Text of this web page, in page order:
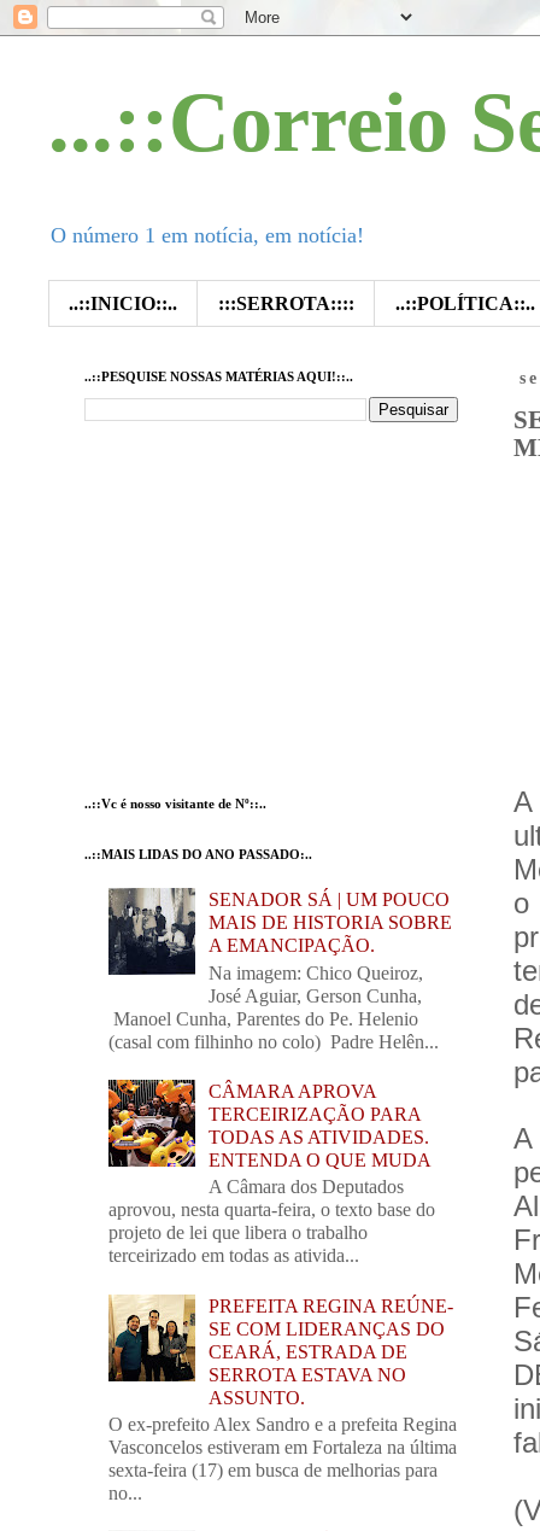
...::Correio
O número 1 em notícia, em notícia!
..::INICIO::.. :::SERROTA:::: ..::POLÍTICA::..
A
o
A
..::PESQUISE NOSSAS MATÉRIAS AQUI!::..
..::Vc é nosso visitante de Nº::..
..::MAIS LIDAS DO ANO PASSADO:..
SENADOR SÁ | UM POUCO
MAIS DE HISTORIA SOBRE
A EMANCIPAÇÃO.
Na imagem: Chico Queiroz,
José Aguiar, Gerson Cunha,
Manoel Cunha, Parentes do Pe. Helenio
(casal com filhinho no colo) Padre Helên...
CÂMARA APROVA
TERCEIRIZAÇÃO PARA
TODAS AS ATIVIDADES.
ENTENDA O QUE MUDA
A Câmara dos Deputados
aprovou, nesta quarta-feira, o texto base do
projeto de lei que libera o trabalho
terceirizado em todas as ativida...
PREFEITA REGINA REÚNE-
SE COM LIDERANÇAS DO
CEARÁ, ESTRADA DE
SERROTA ESTAVA NO
ASSUNTO.
O ex-prefeito Alex Sandro e a prefeita Regina
Vasconcelos estiveram em Fortaleza na última
sexta-feira (17) em busca de melhorias para
no...